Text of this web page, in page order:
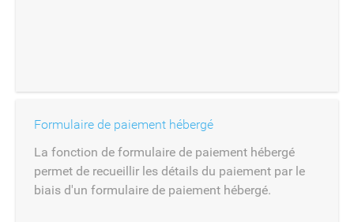
Formulaire de paiement hébergé
La fonction de formulaire de paiement hébergé
permet de recueillir les détails du paiement par le
biais d'un formulaire de paiement hébergé.